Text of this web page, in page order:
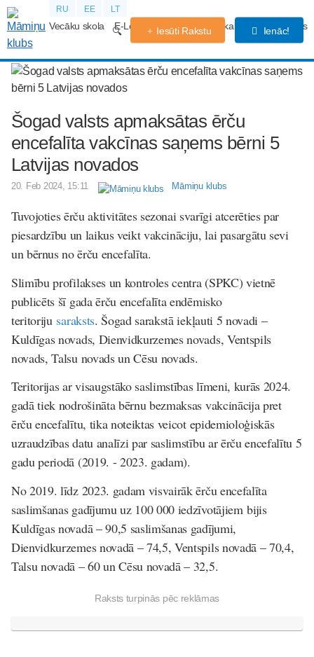
RU EE LT
Vecāku skola E-Lekcijas Grūtniecības kalendārs Forums
Iesūti Rakstu Ienāc!
Šogad valsts apmaksātas ērču
encefalīta vakcīnas saņems bērni 5
Latvijas novados
20. Feb 2024, 15:11 Māmiņu klubs
Tuvojoties ērču aktivitātes sezonai svarīgi atcerēties par
piesardzību un laikus veikt vakcināciju, lai pasargātu sevi
un bērnus no ērču encefalīta.
Slimību profilakses un kontroles centra (SPKC) vietnē
publicēts šī gada ērču encefalīta endēmisko
teritoriju saraksts. Šogad sarakstā iekļauti 5 novadi –
Kuldīgas novads, Dienvidkurzemes novads, Ventspils
novads, Talsu novads un Cēsu novads.
Teritorijas ar visaugstāko saslimstības līmeni, kurās 2024.
gadā tiek nodrošināta bērnu bezmaksas vakcinācija pret
ērču encefalītu, tika noteiktas veicot epidemioloģiskās
uzraudzības datu analīzi par saslimstību ar ērču encefalītu 5
gadu periodā (2019. - 2023. gadam).
No 2019. līdz 2023. gadam visvairāk ērču encefalīta
saslimšanas gadījumu uz 100 000 iedzīvotājiem bijis
Kuldīgas novadā – 90,5 saslimšanas gadījumi,
Dienvidkurzemes novadā – 74,5, Ventspils novadā – 70,4,
Talsu novadā – 60 un Cēsu novadā – 32,5.
Raksts turpinās pēc reklāmas